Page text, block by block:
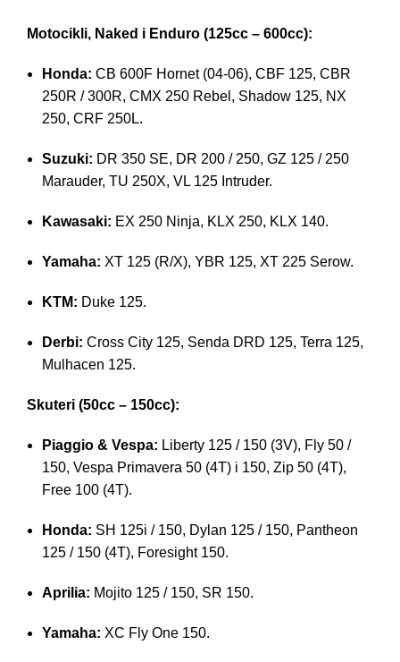
Motocikli, Naked i Enduro (125cc – 600cc):
Honda: CB 600F Hornet (04-06), CBF 125, CBR
250R / 300R, CMX 250 Rebel, Shadow 125, NX
250, CRF 250L.
Suzuki: DR 350 SE, DR 200 / 250, GZ 125 / 250
Marauder, TU 250X, VL 125 Intruder.
Kawasaki: EX 250 Ninja, KLX 250, KLX 140.
Yamaha: XT 125 (R/X), YBR 125, XT 225 Serow.
KTM: Duke 125.
Derbi: Cross City 125, Senda DRD 125, Terra 125,
Mulhacen 125.
Skuteri (50cc – 150cc):
Piaggio & Vespa: Liberty 125 / 150 (3V), Fly 50 /
150, Vespa Primavera 50 (4T) i 150, Zip 50 (4T),
Free 100 (4T).
Honda: SH 125i / 150, Dylan 125 / 150, Pantheon
125 / 150 (4T), Foresight 150.
Aprilia: Mojito 125 / 150, SR 150.
Yamaha: XC Fly One 150.